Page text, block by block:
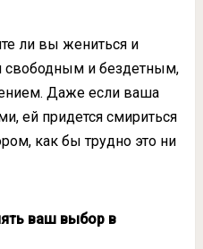
ли вы жениться и
свободным и бездетным,
Даже если ваша
ей придется смириться
как бы трудно это ни
ваш выбор в